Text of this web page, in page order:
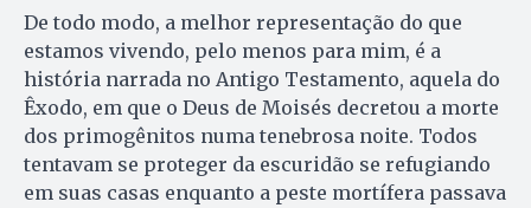
De todo modo, a melhor representação do que
estamos vivendo, pelo menos para mim, é a
história narrada no Antigo Testamento, aquela do
Êxodo, em que o Deus de Moisés decretou a morte
dos primogênitos numa tenebrosa noite. Todos
tentavam se proteger da escuridão se refugiando
em suas casas enquanto a peste mortífera passava